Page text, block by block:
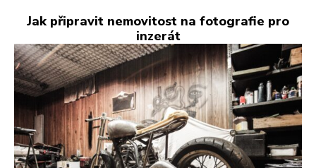
Jak připravit nemovitost na fotografie pro
inzerát